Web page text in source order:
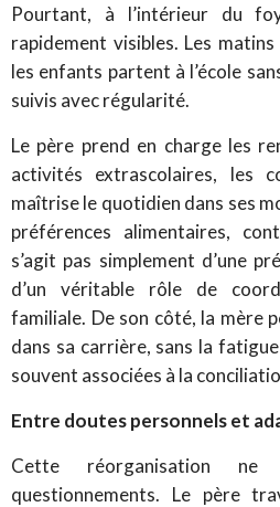
Pourtant, à l’intérieur du
rapidement visibles. Les
les enfants partent à l’école
suivis avec régularité.
Le père prend en charge les
activités extrascolaires, les
maîtrise le quotidien dans ses
préférences alimentaires,
s’agit pas simplement d’une
d’un véritable rôle de
familiale. De son côté, la mère
dans sa carrière, sans la
souvent associées à la
Entre doutes personnels et
Cette réorganisation
questionnements. Le père